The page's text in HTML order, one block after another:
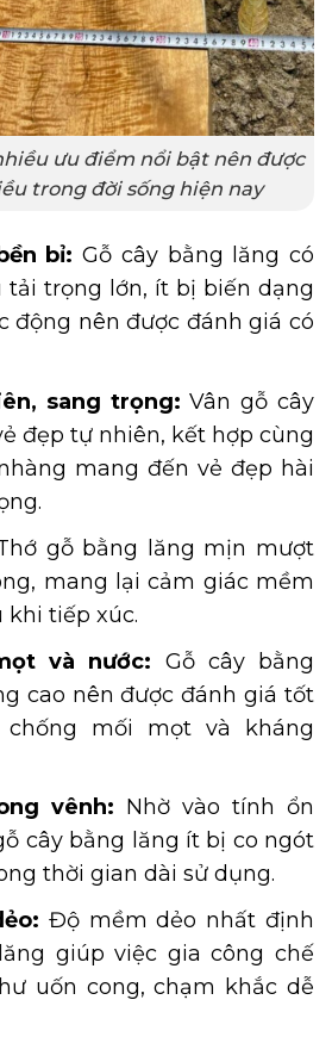
ưu điểm nổi bật nên được
trong đời sống hiện nay
bỉ: Gỗ cây bằng lăng có
tải trọng lớn, ít bị biến dạng
động nên được đánh giá có
sang trọng: Vân gỗ cây
đẹp tự nhiên, kết hợp cùng
mang đến vẻ đẹp hài
gỗ bằng lăng mịn mượt
mang lại cảm giác mềm
khi tiếp xúc.
và nước: Gỗ cây bằng
cao nên được đánh giá tốt
mối mọt và kháng
vênh: Nhờ vào tính ổn
cây bằng lăng ít bị co ngót
thời gian dài sử dụng.
Độ mềm dẻo nhất định
giúp việc gia công chế
uốn cong, chạm khắc dễ